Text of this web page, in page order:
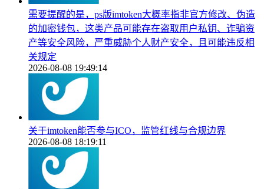
需要提醒的是，ps版imtoken大概率指非官方修改、伪造
的加密钱包，这类产品可能存在盗取用户私钥、诈骗资
产等安全风险，严重威胁个人财产安全，且可能违反相
关规定
2026-08-08 19:49:14
关于imtoken能否参与ICO，监管红线与合规边界
2026-08-08 18:19:11